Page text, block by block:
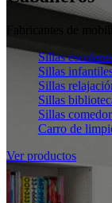
Fabricantes de
Sillas
Sillas
Sillas
Sillas
Sillas
Carro de
Ver productos